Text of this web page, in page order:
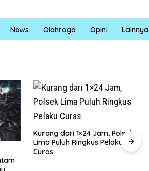
News Olahraga Opini Lainnya
Satreskrim Polres Batu Bara
Ungkap Kasus Curat, Tiga
Pelaku Diamankan